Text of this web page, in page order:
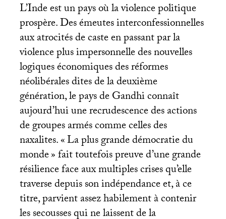
L’Inde est un pays où la violence politique
prospère. Des émeutes interconfessionnelles
aux atrocités de caste en passant par la
violence plus impersonnelle des nouvelles
logiques économiques des réformes
néolibérales dites de la deuxième
génération, le pays de Gandhi connaît
aujourd’hui une recrudescence des actions
de groupes armés comme celles des
naxalites. «La plus grande démocratie du
monde» fait toutefois preuve d’une grande
résilience face aux multiples crises qu’elle
traverse depuis son indépendance et, à ce
titre, parvient assez habilement à contenir
les secousses qui ne laissent de la